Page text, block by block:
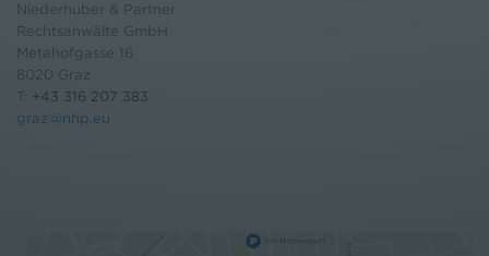
Niederhuber & Partner
Rechtsanwälte GmbH
Metahofgasse 16
8020 Graz
T: +43 316 207 383
graz@nhp.eu